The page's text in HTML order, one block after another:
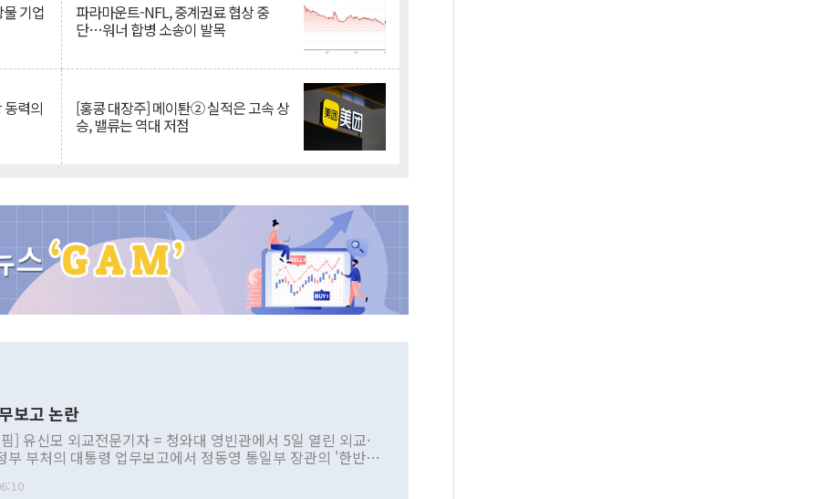
기업 파라마운트-NFL, 중계권료 협상 중
단…워너 합병 소송이 발목
력의 [홍콩 대장주] 메이퇀② 실적은 고속 상
승, 밸류는 역대 저점
보고 논란
] 유신모 외교전문기자 = 청와대 영빈관에서 5일 열린 외교·
부 부처의 대통령 업무보고에서 정동영 통일부 장관의 '한반도
정부 내 조율을 거치지 않은 사안을 정책으로 추진하겠다고 공